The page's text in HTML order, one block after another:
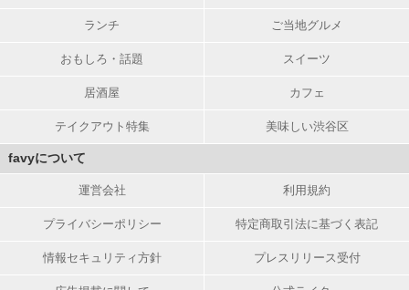
ランチ ご当地グルメ
おもしろ・話題 スイーツ
居酒屋 カフェ
テイクアウト特集 美味しい渋谷区
favyについて
運営会社 利用規約
プライバシーポリシー 特定商取引法に基づく表記
情報セキュリティ方針 プレスリリース受付